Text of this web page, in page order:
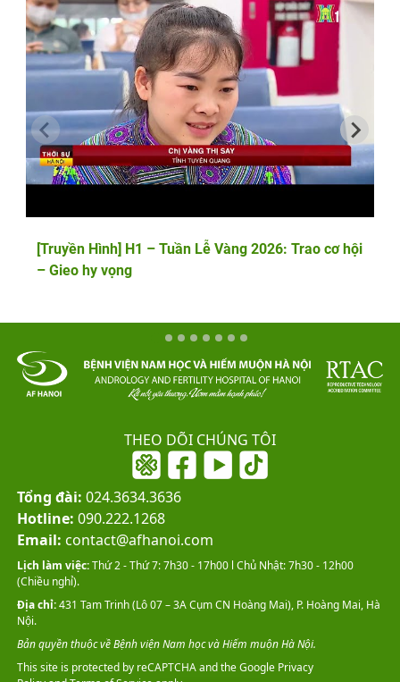
[Truyền Hình] H1 – Tuần Lễ Vàng 2026: Trao cơ hội
– Gieo hy vọng
THEO DÕI CHÚNG TÔI
Tổng đài: 024.3634.3636
Hotline: 090.222.1268
Email: contact@afhanoi.com
This site is protected by reCAPTCHA and the GooglePrivacy
Lịch làm việc:Thứ 2 - Thứ 7: 7h30 - 17h00 l Chủ Nhật: 7h30 - 12h00
(Chiều nghỉ).
Địa chỉ:431 Tam Trinh (Lô 07 – 3A Cụm CN Hoàng Mai), P. Hoàng Mai, Hà
Nội.
Bản quyền thuộc về Bệnh viện Nam học và Hiếm muộn Hà Nội.